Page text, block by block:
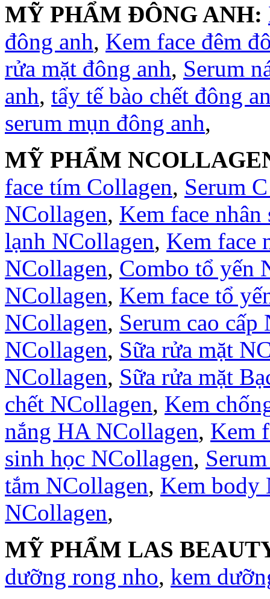
MỸ PHẨM ĐÔNG ANH:
đông anh, Kem face đêm
rửa mặt đông anh, Serum
anh, tẩy tế bào chết đông
serum mụn đông anh,
MỸ PHẨM
face tím Collagen, Serum
NCollagen, Kem face
lạnh NCollagen, Kem face
NCollagen, Combo tổ yến
NCollagen, Kem face tổ
NCollagen, Serum cao cấp
NCollagen, Sữa rửa mặt
NCollagen, Sữa rửa mặt
chết NCollagen, Kem
nắng HA NCollagen, Kem
sinh học NCollagen,
tắm NCollagen, Kem body
NCollagen,
MỸ PHẨM LAS
dưỡng rong nho, kem